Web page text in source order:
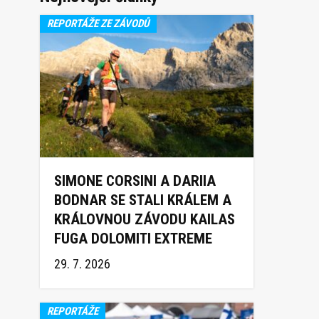
REPORTÁŽE ZE ZÁVODŮ
SIMONE CORSINI A DARIIA
BODNAR SE STALI KRÁLEM A
KRÁLOVNOU ZÁVODU KAILAS
FUGA DOLOMITI EXTREME
TRAIL 2026
29. 7. 2026
REPORTÁŽE